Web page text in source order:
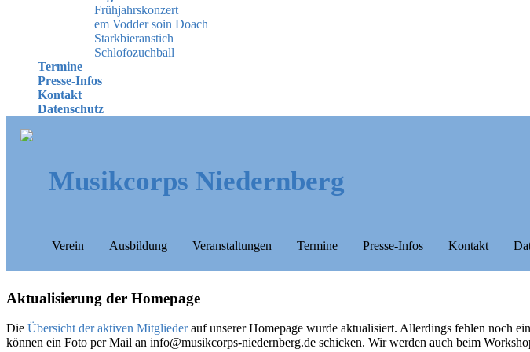
Frühjahrskonzert
em Vodder soin Doach
Starkbieranstich
Schlofozuchball
Termine
Presse-Infos
Kontakt
Datenschutz
Musikcorps Niedernberg
Verein Ausbildung Veranstaltungen Termine Presse-Infos Kontakt
Aktualisierung der Homepage
Die Übersicht der aktiven Mitgliederauf unserer Homepage wurde aktualisiert. Allerdings fehlen noch
können ein Foto per Mail an info@musikcorps-niedernberg.de schicken. Wir werden auch beim